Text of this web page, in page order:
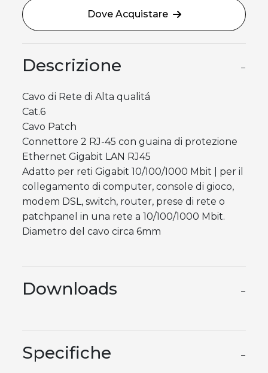
Dove Acquistare
Descrizione −
Cavo di Rete di Alta qualitá
Cat.6
Cavo Patch
Connettore 2 RJ-45 con guaina di protezione
Ethernet Gigabit LAN RJ45
Adatto per reti Gigabit 10/100/1000 Mbit | per il
collegamento di computer, console di gioco,
modem DSL, switch, router, prese di rete o
patchpanel in una rete a 10/100/1000 Mbit.
Diametro del cavo circa 6mm
Downloads −
Specifiche −